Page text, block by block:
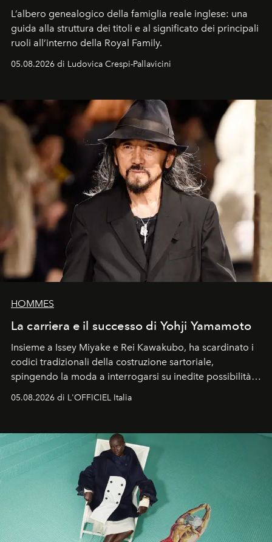
L’albero genealogico della famiglia reale inglese: una
guida alla struttura dei titoli e al significato dei principali
ruoli all’interno della Royal Family.
05.08.2026 di Ludovica Crespi-Pallavicini
HOMMES
La carriera e il successo di Yohji Yamamoto
Insieme a Issey Miyake e Rei Kawakubo, ha scardinato i
codici tradizionali della costruzione sartoriale,
spingendo la moda a interrogarsi su inedite possibilità
formali e a ridefinire il concetto stesso di silhouette.
un’impronta indelebile nella storia della moda.
05.08.2026 di L'OFFICIEL Italia